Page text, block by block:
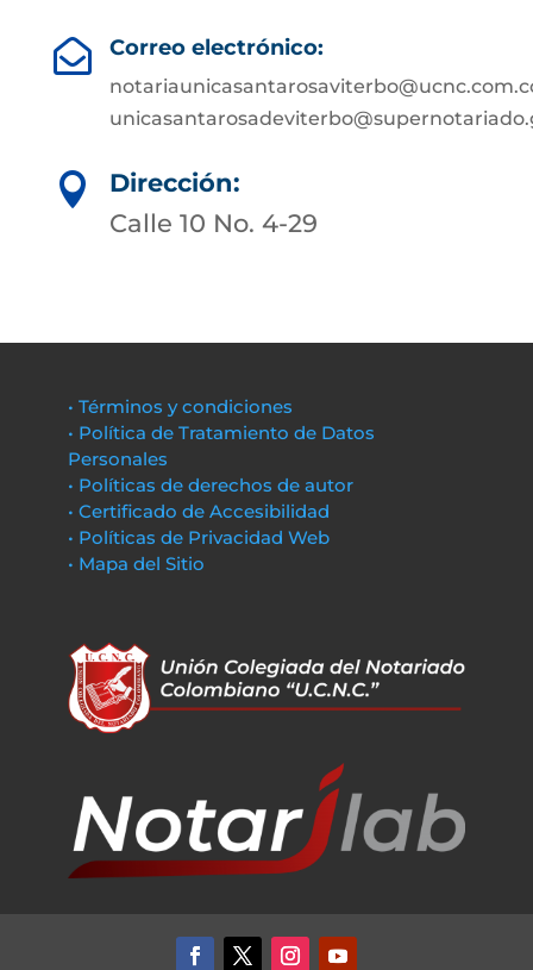
 Correo electrónico:

Dirección:
Calle 10 No. 4-29
• Términos y condiciones
• Política de Tratamiento de Datos
Personales
• Políticas de derechos de autor
• Certificado de Accesibilidad
• Políticas de Privacidad Web
• Mapa del Sitio